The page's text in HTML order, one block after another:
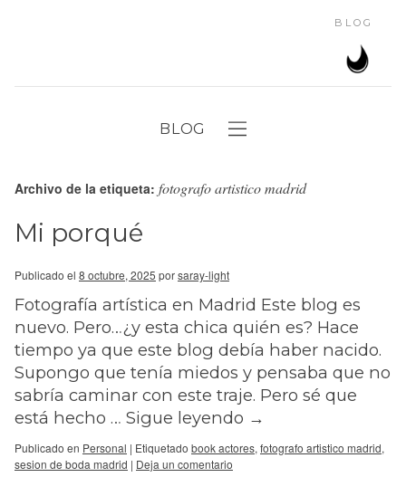
BLOG
BLOG
Archivo de la etiqueta: fotografo artistico madrid
Mi porqué
Publicado el 8 octubre, 2025 porsaray-light
Fotografía artística en Madrid Este blog es
nuevo. Pero…¿y esta chica quién es? Hace
tiempo ya que este blog debía haber nacido.
Supongo que tenía miedos y pensaba que no
sabría caminar con este traje. Pero sé que
está hecho … Sigue leyendo →
Publicado en Personal | Etiquetado book actores, fotografo artistico madrid,
sesion de boda madrid | Deja un comentario